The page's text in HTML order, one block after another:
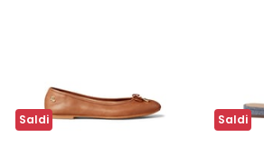
Saldi Saldi